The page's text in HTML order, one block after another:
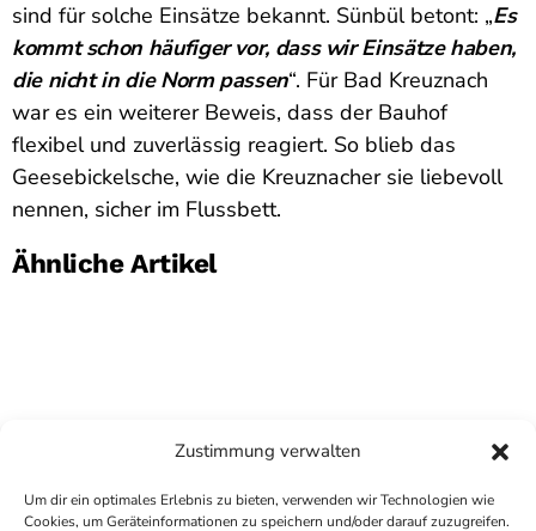
Zustimmung verwalten
Um dir ein optimales Erlebnis zu bieten, verwenden wir Technologien wie
Cookies, um Geräteinformationen zu speichern und/oder darauf zuzugreifen.
sind für solche Einsätze bekannt. Sünbül betont: „Es
kommt schon häufiger vor, dass wir Einsätze haben,
die nicht in die Norm passen“. Für Bad Kreuznach
war es ein weiterer Beweis, dass der Bauhof
flexibel und zuverlässig reagiert. So blieb das
Geesebickelsche, wie die Kreuznacher sie liebevoll
nennen, sicher im Flussbett.
Ähnliche Artikel